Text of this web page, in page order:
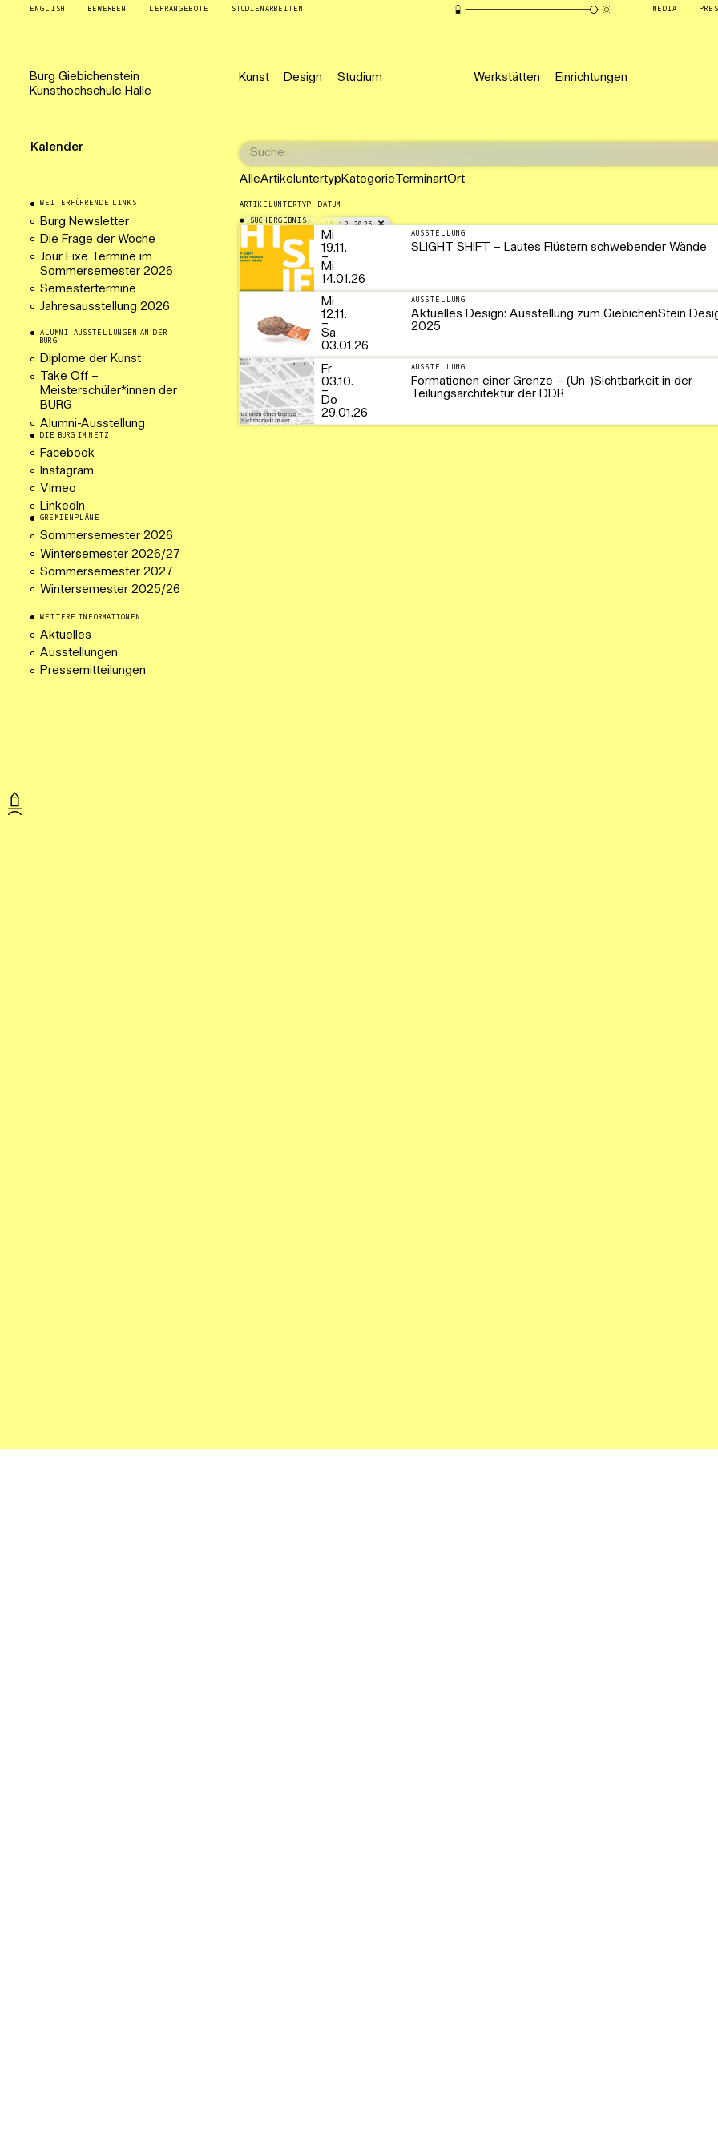
ENGLISH BEWERBEN LEHRANGEBOTE STUDIENARBEITEN MEDIA
Burg Giebichenstein
Kunsthochschule Halle
Kunst Design Studium Werkstätten Einrichtungen
AlleArtikeluntertyp Kategorie TerminartOrt
ARTIKELUNTERTYP
AUSSTELLUNG
DATUM
05.12.2025
SUCHERGEBNIS
Mi
19.11.
–
Mi
14.01.26
AUSSTELLUNG
SLIGHT SHIFT – Lautes Flüstern schwebender Wände
Mi
12.11.
–
Sa
03.01.26
AUSSTELLUNG
Aktuelles Design: Ausstellung zum GiebichenStein
2025
Fr
03.10.
–
Do
29.01.26
AUSSTELLUNG
Formationen einer Grenze – (Un-)Sichtbarkeit in der
Teilungsarchitektur der DDR
Kalender
WEITERFÜHRENDE LINKS
Burg Newsletter
Die Frage der Woche
Jour Fixe Termine im
Sommersemester 2026
Semestertermine
Jahresausstellung 2026
ALUMNI-AUSSTELLUNGEN AN DER
BURG
Diplome der Kunst
Take Off –
Meisterschüler*innen der
BURG
Alumni-Ausstellung
DIE BURG IM NETZ
Facebook
Instagram
Vimeo
LinkedIn
GREMIENPLÄNE
Sommersemester 2026
Wintersemester 2026/27
Sommersemester 2027
Wintersemester 2025/26
WEITERE INFORMATIONEN
Aktuelles
Ausstellungen
Pressemitteilungen